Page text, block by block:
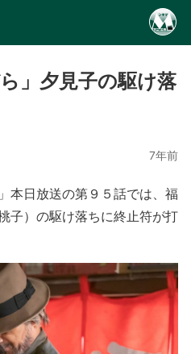
」夕見子の駆け落
7年前
本日放送の第９５話では、福
子）の駆け落ちに終止符が打